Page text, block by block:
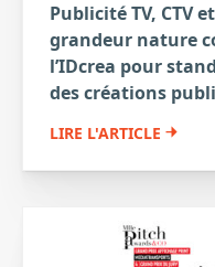
Publicité TV, CTV
grandeur nature
l’IDcrea pour
des créations
LIRE L'ARTICLE